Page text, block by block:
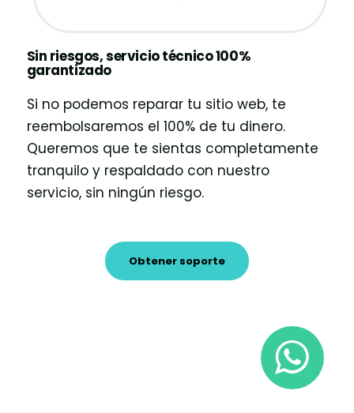
Sin riesgos, servicio técnico 100%
garantizado
Si no podemos reparar tu sitio web, te
reembolsaremos el 100% de tu dinero.
Queremos que te sientas completamente
tranquilo y respaldado con nuestro
servicio, sin ningún riesgo.
Obtener soporte